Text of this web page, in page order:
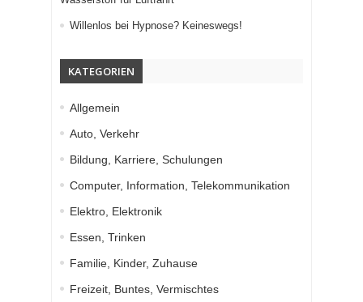
Willenlos bei Hypnose? Keineswegs!
KATEGORIEN
Allgemein
Auto, Verkehr
Bildung, Karriere, Schulungen
Computer, Information, Telekommunikation
Elektro, Elektronik
Essen, Trinken
Familie, Kinder, Zuhause
Freizeit, Buntes, Vermischtes